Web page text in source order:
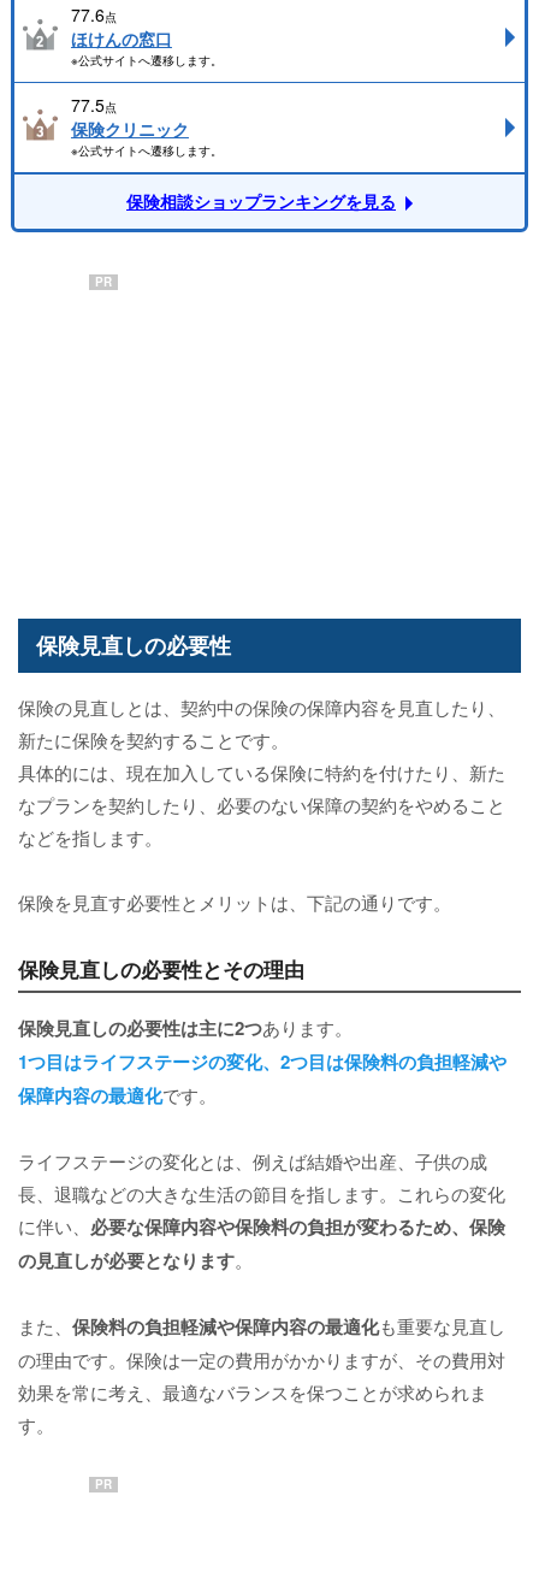
77.6点
ほけんの窓口
※公式サイトへ遷移します。
77.5点
保険クリニック
※公式サイトへ遷移します。
保険相談ショップランキングを見る
PR
保険見直しの必要性
保険の見直しとは、契約中の保険の保障内容を見直したり、
新たに保険を契約することです。
具体的には、現在加入している保険に特約を付けたり、新た
なプランを契約したり、必要のない保障の契約をやめること
などを指します。
保険を見直す必要性とメリットは、下記の通りです。
保険見直しの必要性とその理由
保険見直しの必要性は主に2つあります。
1つ目はライフステージの変化、2つ目は保険料の負担軽減や
保障内容の最適化です。
ライフステージの変化とは、例えば結婚や出産、子供の成
長、退職などの大きな生活の節目を指します。これらの変化
に伴い、 必要な保障内容や保険料の負担が変わるため、保険
の見直しが必要となります。
また、 保険料の負担軽減や保障内容の最適化も重要な見直し
の理由です。保険は一定の費用がかかりますが、その費用対
効果を常に考え、最適なバランスを保つことが求められま
す。
PR